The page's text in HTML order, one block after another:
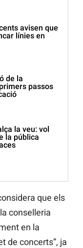
avisen que
línies en
de la
passos
la veu: vol
la pública
que els
conselleria
en la
de concerts”, ja